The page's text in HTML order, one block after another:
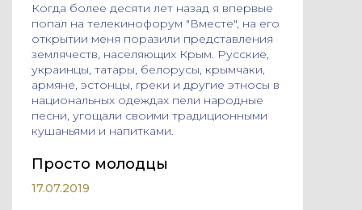
Когда более десяти лет назад я впервые
попал на телекинофорум "Вместе", на его
открытии меня поразили представления
землячеств, населяющих Крым. Русские,
украинцы, татары, белорусы, крымчаки,
армяне, эстонцы, греки и другие этносы в
национальных одеждах пели народные
песни, угощали своими традиционными
кушаньями и напитками.
Просто молодцы
17.07.2019